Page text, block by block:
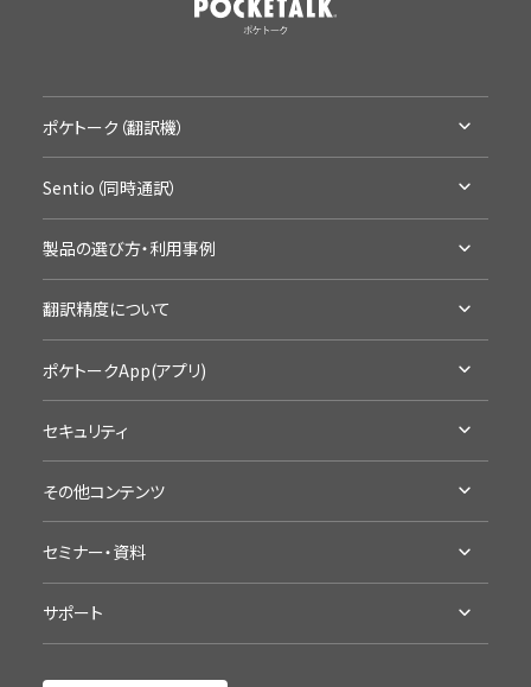
ポケトーク（翻訳機）
アクセサリ・保証
通信SIMの延長
お試し・レンタル
Sentio（同時通訳）
導入事例
カンファレンスに
学校の授業に
製品の選び方・利用事例
学校の事例
翻訳精度について
ポケトークApp(アプリ)
Google Playへ
アプリ評価を見る
セキュリティ
その他コンテンツ
ポケトーク徹底検証
ポケトーク流の語学学習 ポケトークチャレンジ
セミナー・資料
サポート